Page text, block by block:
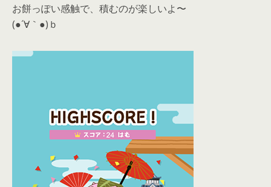
お餅っぽい感触で、積むのが楽しいよ〜
(●´∀｀●)ｂ